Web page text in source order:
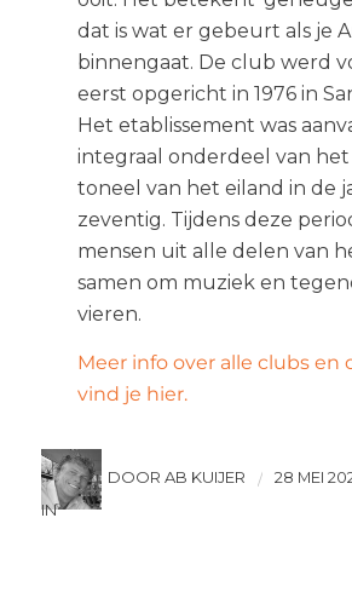
dat is wat er gebeurt als je
binnengaat. De club werd
eerst opgericht in 1976 in
Het etablissement was
integraal onderdeel van
toneel van het eiland in de
zeventig. Tijdens deze
mensen uit alle delen van
samen om muziek en
vieren.
Meer info over alle clubs en
vind je hier.
DOOR AB KUIJER / 28 MEI
IN